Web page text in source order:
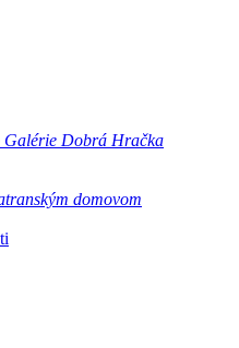
Galérie Dobrá Hračka
domovom